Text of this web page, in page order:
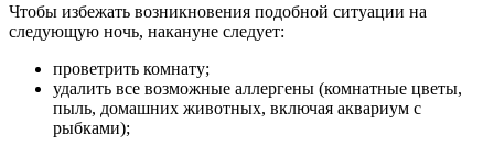
Чтобы избежать возникновения подобной ситуации на
следующую ночь, накануне следует:
проветрить комнату;
удалить все возможные аллергены (комнатные цветы,
пыль, домашних животных, включая аквариум с
рыбками);